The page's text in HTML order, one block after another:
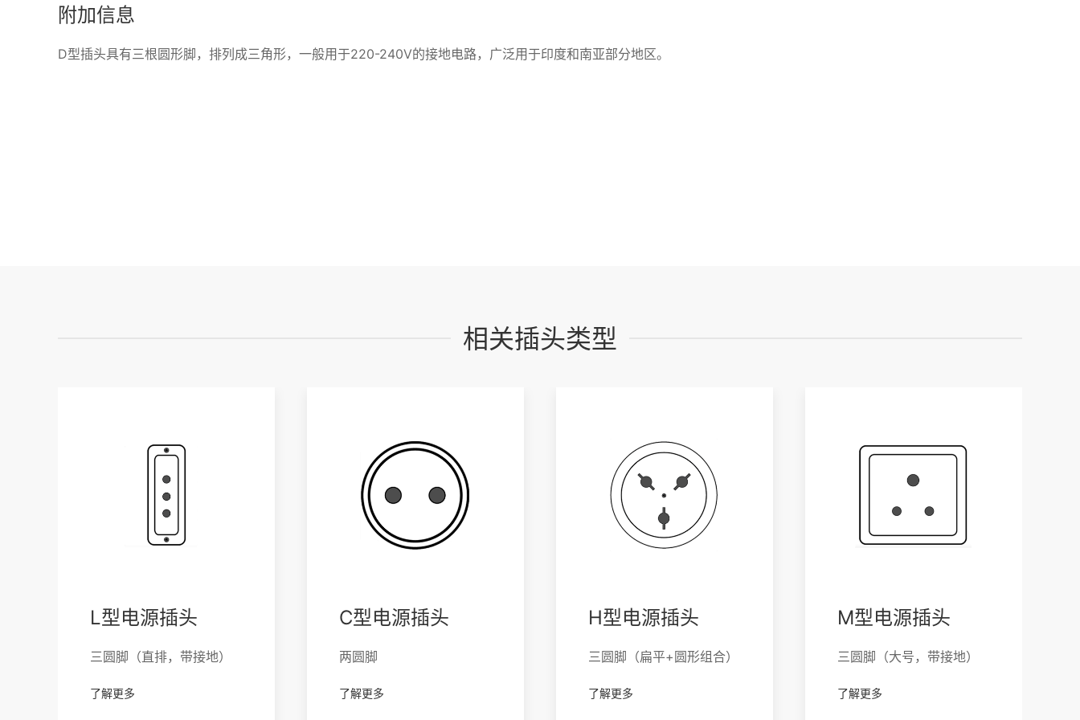
附加信息
D型插头具有三根圆形脚，排列成三角形，一般用于220-240V的接地电路，广泛用于印度和南亚部分地区。
相关插头类型
L型电源插头
三圆脚（直排，带接地）
了解更多
C型电源插头
两圆脚
了解更多
H型电源插头
三圆脚（扁平+圆形组合）
了解更多
M型电源插头
三圆脚（大号，带接地）
了解更多